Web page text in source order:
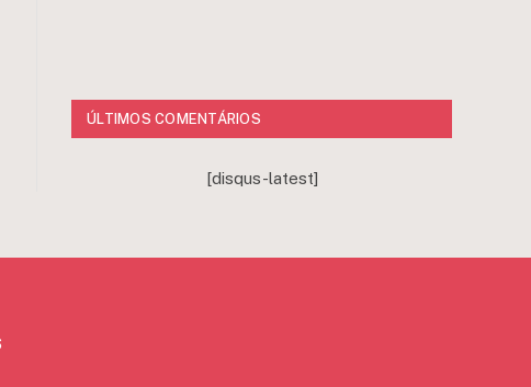
ÚLTIMOS COMENTÁRIOS
[disqus-latest]